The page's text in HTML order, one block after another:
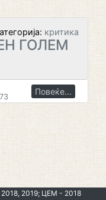
критика
ГОЛЕМ
Повеќе...
2019; ЦЕМ - 2018